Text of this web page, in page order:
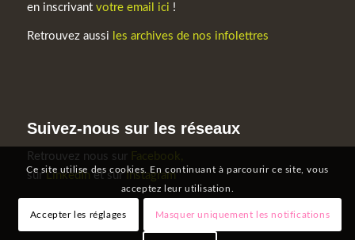
en inscrivant votre email ici !
Retrouvez aussi les archives de nos infolettres
Suivez-nous sur les réseaux
Retrouvez nous sur Facebook,
surLinkedInet surInstagram
Ce site utilise des cookies. En continuant à parcourir ce site, vous
acceptez leur utilisation.
Accepter les réglages Masquer uniquement les notifications